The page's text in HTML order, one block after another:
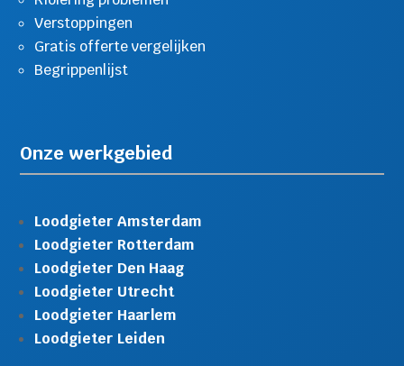
Verstoppingen
Gratis offerte vergelijken
Begrippenlijst
Onze werkgebied
Loodgieter Amsterdam
Loodgieter Rotterdam
Loodgieter Den Haag
Loodgieter Utrecht
Loodgieter Haarlem
Loodgieter Leiden